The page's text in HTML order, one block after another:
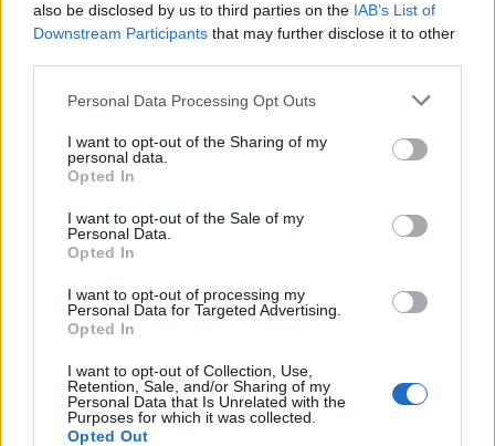
also be disclosed by us to third parties on the IAB’s List of
Downstream Participants that may further disclose it to other
Personal Data Processing Opt Outs
I want to opt-out of the Sharing of my
personal data.
Opted In
I want to opt-out of the Sale of my
Personal Data.
Opted In
I want to opt-out of processing my
Personal Data for Targeted Advertising.
Opted In
I want to opt-out of Collection, Use,
Retention, Sale, and/or Sharing of my
Personal Data that Is Unrelated with the
Purposes for which it was collected.
Opted Out
9 Agosto 2026
Dal 22 al 25 agosto Castel d'Ario celebra una delle eccellenze
Festa del Lard d’Arnad DOP: gusto e tradizione